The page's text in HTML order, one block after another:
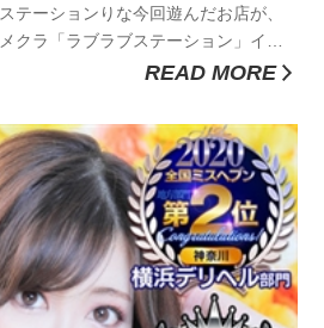
フェラで口内フィニッシ
ーションりな今回遊んだお店が、
クラ「ラブラブステーション」イメ
レを着た状態でプレイすることがで
種類のコスプレを選択できるらし
READ MORE